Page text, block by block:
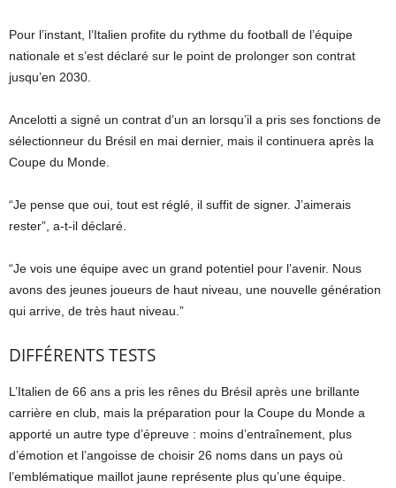
Pour l’instant, l’Italien profite du rythme du football de l’équipe
nationale et s’est déclaré sur le point de prolonger son contrat
jusqu’en 2030.
Ancelotti a signé un contrat d’un an lorsqu’il a pris ses fonctions de
sélectionneur du Brésil en mai dernier, mais il continuera après la
Coupe du Monde.
“Je pense que oui, tout est réglé, il suffit de signer. J’aimerais
rester”, a-t-il déclaré.
“Je vois une équipe avec un grand potentiel pour l’avenir. Nous
avons des jeunes joueurs de haut niveau, une nouvelle génération
qui arrive, de très haut niveau.”
DIFFÉRENTS TESTS
L’Italien de 66 ans a pris les rênes du Brésil après une brillante
carrière en club, mais la préparation pour la Coupe du Monde a
apporté un autre type d’épreuve : moins d’entraînement, plus
d’émotion et l’angoisse de choisir 26 noms dans un pays où
l’emblématique maillot jaune représente plus qu’une équipe.